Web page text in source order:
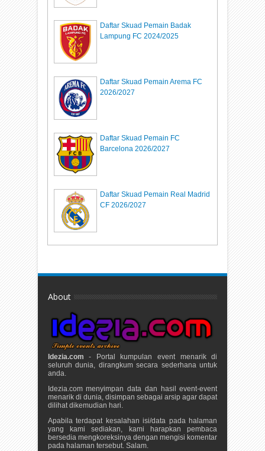
Daftar Skuad Pemain Badak
Lampung FC 2024/2025
Daftar Skuad Pemain Arema FC
2026/2027
Daftar Skuad Pemain FC
Barcelona 2026/2027
Daftar Skuad Pemain Real Madrid
CF 2026/2027
About
Idezia.com - Portal kumpulan event menarik di
seluruh dunia, dirangkum secara sederhana untuk
anda.
Idezia.com menyimpan data dan hasil event-event
menarik di dunia, disimpan sebagai arsip agar dapat
dilihat dikemudian hari.
Apabila terdapat kesalahan isi/data pada halaman
yang kami sediakan, kami harapkan pembaca
bersedia mengkoreksinya dengan mengisi komentar
pada halaman tersebut. Salam.